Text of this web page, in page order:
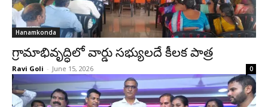
Hanamkonda
గ్రామాభివృద్ధిలో వార్డు సభ్యులదే కీలక పాత్ర
Ravi Goli - June 15, 2026 0